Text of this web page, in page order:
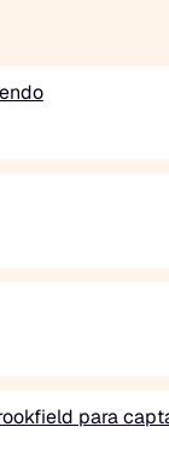
para